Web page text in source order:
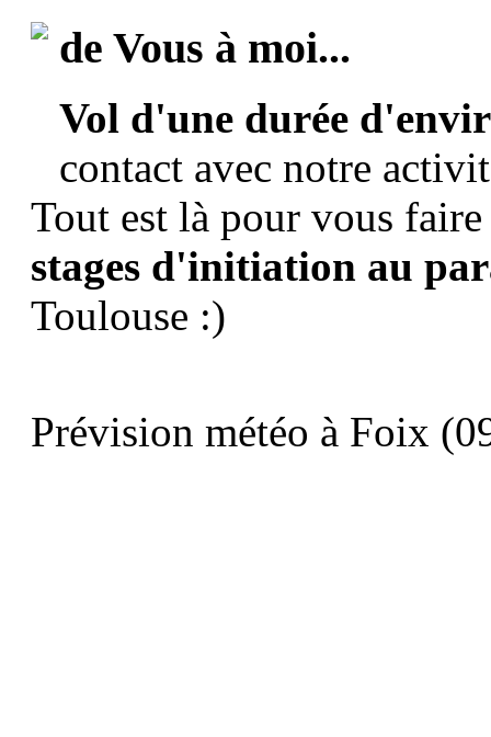
de Vous à moi...
Vol d'une durée
contact avec notre
Tout est là pour vous
stages d'initiation au
Toulouse :)
Prévision météo à Foix